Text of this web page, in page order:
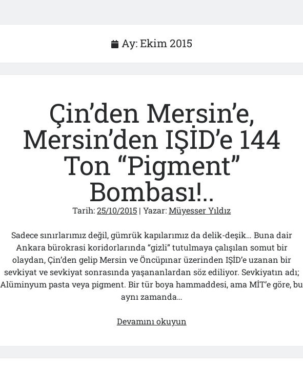
Ay:Ekim 2015
Çin’den Mersin’e,
Mersin’den IŞİD’e 144
Ton “Pigment”
Bombası!..
Tarih:25/10/2015 | Yazar:Müyesser Yıldız
Sadece sınırlarımız değil, gümrük kapılarımız da delik-deşik… Buna dair
Ankara bürokrasi koridorlarında “gizli” tutulmaya çalışılan somut bir
olaydan, Çin’den gelip Mersin ve Öncüpınar üzerinden IŞİD’e uzanan bir
sevkiyat ve sevkiyat sonrasında yaşananlardan söz ediliyor. Sevkiyatın adı;
Alüminyum pasta veya pigment. Bir tür boya hammaddesi, ama MİT’e göre, bu
aynı zamanda…
Devamını okuyun